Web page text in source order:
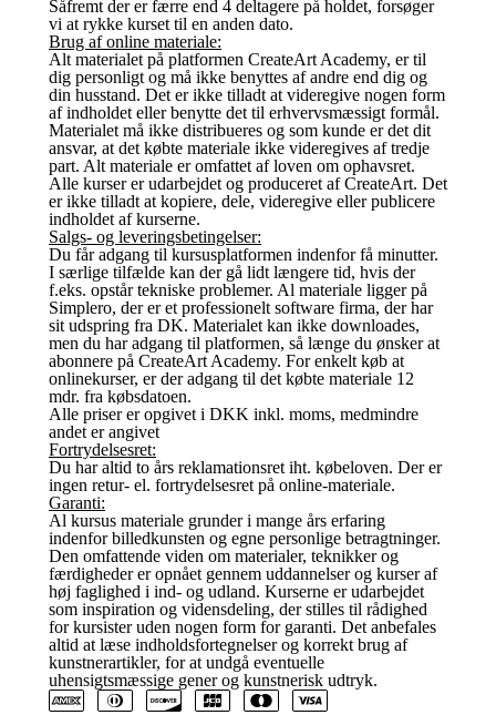
Såfremt der er færre end 4 deltagere på holdet, forsøger
vi at rykke kurset til en anden dato.
Brug af online materiale:
Alt materialet på platformen CreateArt Academy, er til
dig personligt og må ikke benyttes af andre end dig og
din husstand. Det er ikke tilladt at videregive nogen form
af indholdet eller benytte det til erhvervsmæssigt formål.
Materialet må ikke distribueres og som kunde er det dit
ansvar, at det købte materiale ikke videregives af tredje
part. Alt materiale er omfattet af loven om ophavsret.
Alle kurser er udarbejdet og produceret af CreateArt. Det
er ikke tilladt at kopiere, dele, videregive eller publicere
indholdet af kurserne.
Salgs- og leveringsbetingelser:
Du får adgang til kursusplatformen indenfor få minutter.
I særlige tilfælde kan der gå lidt længere tid, hvis der
f.eks. opstår tekniske problemer. Al materiale ligger på
Simplero, der er et professionelt software firma, der har
sit udspring fra DK. Materialet kan ikke downloades,
men du har adgang til platformen, så længe du ønsker at
abonnere på CreateArt Academy. For enkelt køb at
onlinekurser, er der adgang til det købte materiale 12
mdr. fra købsdatoen.
Alle priser er opgivet i DKK inkl. moms, medmindre
andet er angivet
Fortrydelsesret:
Du har altid to års reklamationsret iht. købeloven. Der er
ingen retur- el. fortrydelsesret på online-materiale.
Garanti:
Al kursus materiale grunder i mange års erfaring
indenfor billedkunsten og egne personlige betragtninger.
Den omfattende viden om materialer, teknikker og
færdigheder er opnået gennem uddannelser og kurser af
høj faglighed i ind- og udland. Kurserne er udarbejdet
som inspiration og vidensdeling, der stilles til rådighed
for kursister uden nogen form for garanti. Det anbefales
altid at læse indholdsfortegnelser og korrekt brug af
kunstnerartikler, for at undgå eventuelle
uhensigtsmæssige gener og kunstnerisk udtryk.